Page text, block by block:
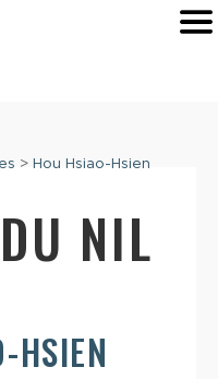
> Hou Hsiao-Hsien
NIL
HSIEN